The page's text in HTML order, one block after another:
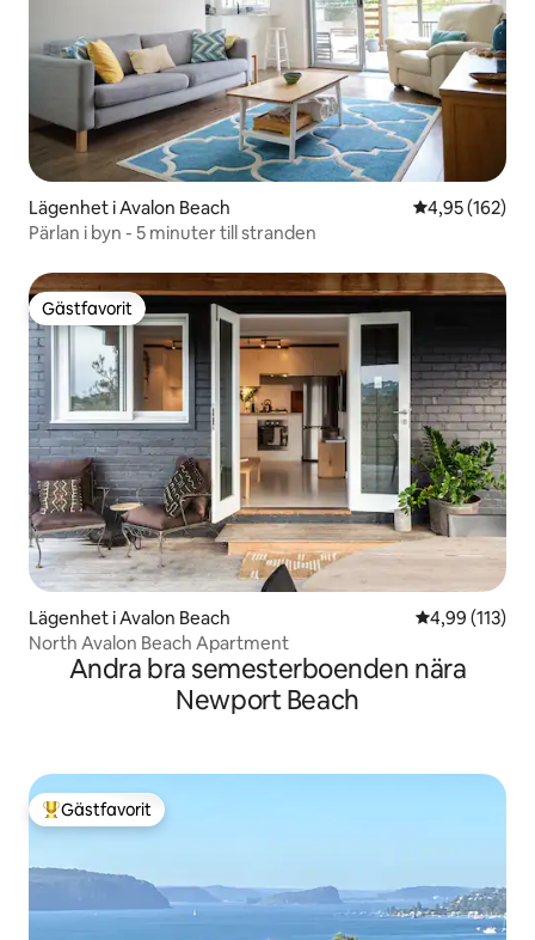
Lägenhet i Avalon Beach 4,95 av 5 i
4,95 (162)
Pärlan i byn - 5 minuter till stranden
Gästfavorit
Gästfavorit
Lägenhet i Avalon Beach 4,99 av 5 i
4,99 (113)
North Avalon Beach Apartment
Andra bra semesterboenden nära
Newport Beach
Populär gästfavorit
Gästfavorit